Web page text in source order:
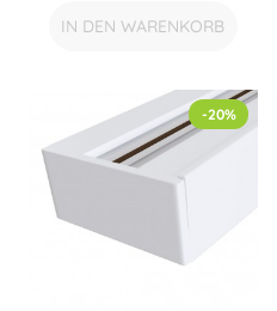
IN DEN WARENKORB
-20%